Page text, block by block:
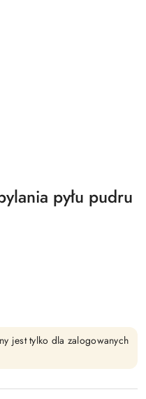
pyłu pudru
jest tylko dla zalogowanych